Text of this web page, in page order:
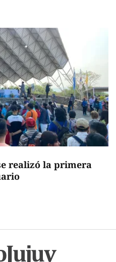
realizó la primera